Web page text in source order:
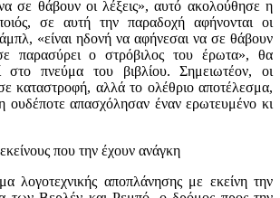
σε θάβουν οι λέξεις», αυτό ακολούθησε η
σε αυτή την παραδοχή αφήνονται οι
«είναι ηδονή να αφήνεσαι να σε θάβουν
παρασύρει ο στρόβιλος του έρωτα», θα
στο πνεύμα του βιβλίου. Σημειωτέον, οι
καταστροφή, αλλά το ολέθριο αποτέλεσμα,
ουδέποτε απασχόλησαν έναν ερωτευμένο κι
που την έχουν ανάγκη
λογοτεχνικής αποπλάνησης με εκείνη την